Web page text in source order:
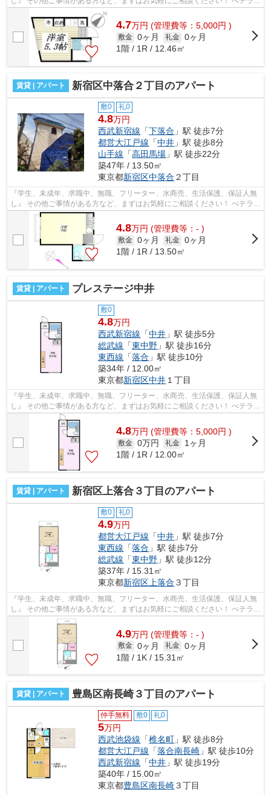
スタッフが対応致しますのでご希望...
4.7万円 (管理費等：5,000円 )
敷金 0ヶ月 礼金 0ヶ月
1階 / 1R / 12.46㎡
賃貸 | アパート 新宿区中落合２丁目のアパート
敷0 礼0
4.8万円
西武新宿線 「下落合 」駅 徒歩7分
都営大江戸線 「中井 」駅 徒歩8分
山手線 「高田馬場 」駅 徒歩22分
築47年 / 13.50㎡
東京都新宿区中落合 ２丁目
『学生、未成年、求職中、無職、フリーター、水商売、生活保護、保証人無
し』 その他ご事情がある方など、まずはお気軽にご相談ください！ べテラン
スタッフが対応致しますのでご希望...
4.8万円 (管理費等：- )
敷金 0ヶ月 礼金 0ヶ月
1階 / 1R / 13.50㎡
賃貸 | アパート プレステージ中井
敷0
4.8万円
西武新宿線 「中井 」駅 徒歩5分
総武線 「東中野 」駅 徒歩16分
東西線 「落合 」駅 徒歩10分
築34年 / 12.00㎡
東京都新宿区中井 １丁目
『学生、未成年、求職中、無職、フリーター、水商売、生活保護、保証人無
し』 その他ご事情がある方など、まずはお気軽にご相談ください！ べテラン
スタッフが対応致しますのでご希望...
4.8万円 (管理費等：5,000円 )
敷金 0万円 礼金
1ヶ月
1階 / 1R / 12.00㎡
賃貸 | アパート 新宿区上落合３丁目のアパート
敷0 礼0
4.9万円
都営大江戸線 「中井 」駅 徒歩7分
東西線 「落合 」駅 徒歩7分
総武線 「東中野 」駅 徒歩12分
築37年 / 15.31㎡
東京都新宿区上落合 ３丁目
『学生、未成年、求職中、無職、フリーター、水商売、生活保護、保証人無
し』 その他ご事情がある方など、まずはお気軽にご相談ください！ べテラン
スタッフが対応致しますのでご希望...
4.9万円 (管理費等：- )
敷金 0ヶ月 礼金 0ヶ月
1階 / 1K / 15.31㎡
賃貸 | アパート 豊島区南長崎３丁目のアパート
仲手無料 敷0 礼0
5万円
西武池袋線 「椎名町 」駅 徒歩8分
都営大江戸線 「落合南長崎 」駅 徒歩10分
西武新宿線 「中井 」駅 徒歩19分
築40年 / 15.00㎡
東京都豊島区南長崎３丁目